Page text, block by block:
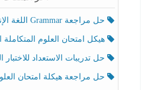
حل مراجعة Grammar اللغة الإنجليزية الصف الخامس الفصل الثالث
هيكل امتحان العلوم المتكاملة الصف
حل تدريبات الاستعداد للاختبار العلوم
حل مراجعة هيكلة امتحان العلوم